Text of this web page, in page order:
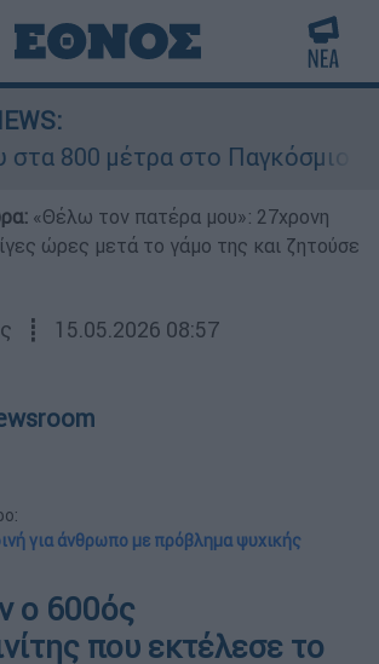
800 μέτρα στο Παγκόσμιο
«Θέλω τον πατέρα μου»: 27χρονη
ώρες μετά το γάμο της και ζητούσε
┋ 15.05.2026 08:57
για άνθρωπο με πρόβλημα ψυχικής
ο 600ός
που εκτέλεσε το